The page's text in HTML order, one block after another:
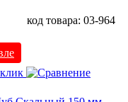
код товара: 03-964